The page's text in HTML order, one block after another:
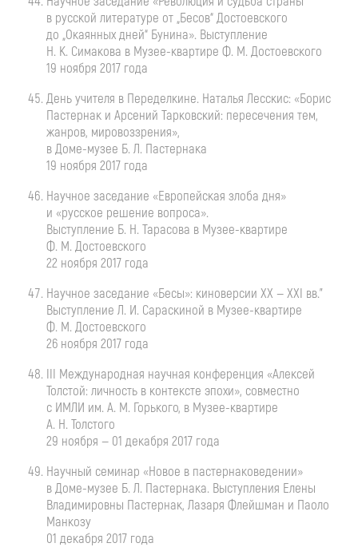
в русской литературе от „Бесов“ Достоевского
до „Окаянных дней“ Бунина». Выступление
Н. К. Симакова в Музее-квартире Ф. М. Достоевского
19 ноября 2017 года
День учителя в Переделкине. Наталья Лесскис: «Борис
Пастернак и Арсений Тарковский: пересечения тем,
жанров, мировоззрения»,
вДоме-музее Б. Л. Пастернака
19 ноября 2017 года
Научное заседание «Европейская злоба дня»
и «русское решение вопроса».
Выступление Б. Н. Тарасова в Музее-квартире
Ф. М. Достоевского
22 ноября 2017 года
Научное заседание «Бесы»: киноверсии XX — XXI вв."
Выступление Л. И. Сараскиной в Музее-квартире
Ф. М. Достоевского
26 ноября 2017 года
III Международная научная конференция «Алексей
Толстой: личность в контексте эпохи», совместно
с ИМЛИ им. А. М. Горького, в Музее-квартире
А. Н. Толстого
29 ноября — 01 декабря 2017 года
Научный семинар «Новое в пастернаковедении»
вДоме-музее Б. Л. Пастернака. Выступления Елены
Владимировны Пастернак, Лазаря Флейшман и Паоло
Манкозу
01 декабря 2017 года